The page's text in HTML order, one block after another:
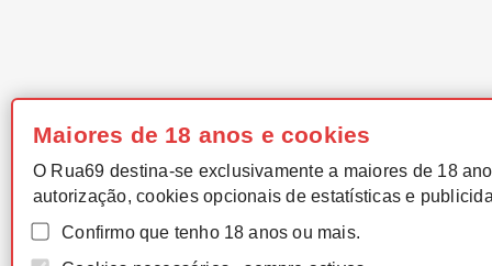
Maiores de 18 anos e cookies
O Rua69 destina-se exclusivamente a maiores de 18
autorização, cookies opcionais de estatísticas e
Confirmo que tenho 18 anos ou mais.